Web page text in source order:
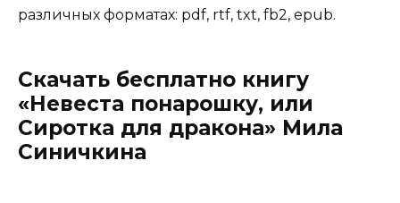
различных форматах: pdf, rtf, txt, fb2, epub.
Скачать бесплатно книгу
«Невеста понарошку, или
Сиротка для дракона» Мила
Синичкина